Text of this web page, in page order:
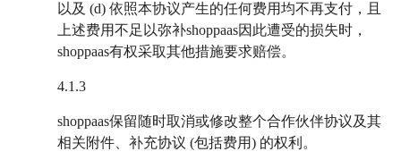
以及 (d) 依照本协议产生的任何费用均不再支付，且
上述费用不足以弥补shoppaas因此遭受的损失时，
shoppaas有权采取其他措施要求赔偿。
4.1.3
shoppaas保留随时取消或修改整个合作伙伴协议及其
相关附件、补充协议 (包括费用) 的权利。